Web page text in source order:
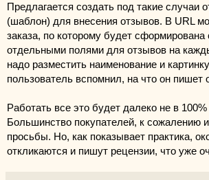
Предлагается создать под такие случаи
(шаблон) для внесения отзывов. В URL
заказа, по которому будет сформирована
отдельными полями для отзывов на
надо разместить наименование и
пользователь вспомнил, на что он пишет
Работать все это будет далеко не в
Большинство покупателей, к сожалению
просьбы. Но, как показывает практика,
откликаются и пишут рецензии, что уже